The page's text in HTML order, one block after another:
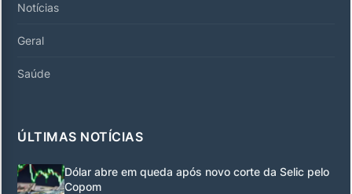
Notícias
Geral
Saúde
ÚLTIMAS NOTÍCIAS
Dólar abre em queda após novo corte da Selic pelo
Copom